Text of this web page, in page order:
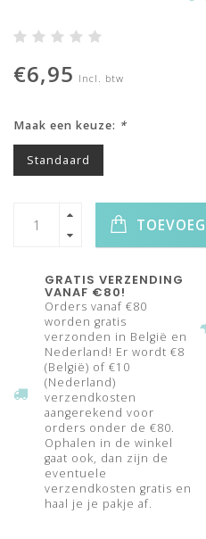
€6,95 Incl. btw
Maak een keuze: *
Standaard
GRATIS VERZENDING
VANAF €80!
Orders vanaf €80
worden gratis
verzonden in België en
Nederland! Er wordt €8
(België) of €10
(Nederland)
verzendkosten
aangerekend voor
orders onder de €80.
Ophalen in de winkel
gaat ook, dan zijn de
eventuele
verzendkosten gratis en
haal je je pakje af.